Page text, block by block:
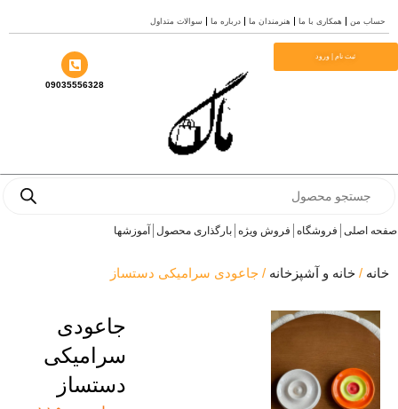
با ما هنرمندان ما درباره ما سوالات متداول
فروش ویژه بارگذاری محصول آموزشها
آشپزخانه/ جاعودی سرامیکی دستساز
سرامیکی